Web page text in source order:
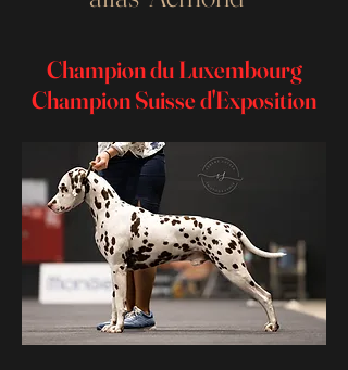
Champion du Luxembourg
Champion Suisse d'Exposition